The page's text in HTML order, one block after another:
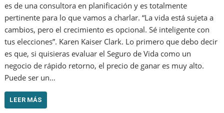
es de una consultora en planificación y es totalmente
pertinente para lo que vamos a charlar. “La vida está sujeta a
cambios, pero el crecimiento es opcional. Sé inteligente con
tus elecciones”. Karen Kaiser Clark. Lo primero que debo decir
es que, si quisieras evaluar el Seguro de Vida como un
negocio de rápido retorno, el precio de ganar es muy alto.
Puede ser un…
LEER MÁS